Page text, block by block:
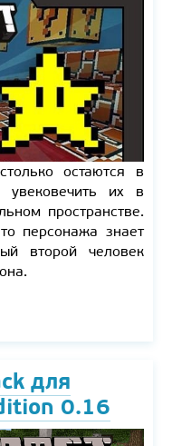
остаются в
увековечить их в
пространстве.
персонажа знает
второй человек
для
0.16